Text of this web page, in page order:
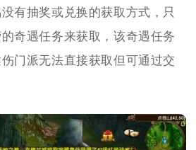
有抽奖或兑换的获取方式，只
奇遇任务来获取，该奇遇任务
门派无法直接获取但可通过交